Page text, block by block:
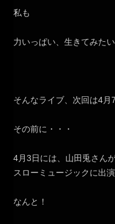
私も
力いっぱい、生きてみたい
そんなライブ、次回は4月7
その前に・・・
4月3日には、山田兎さん
スローミュージックに出
なんと！